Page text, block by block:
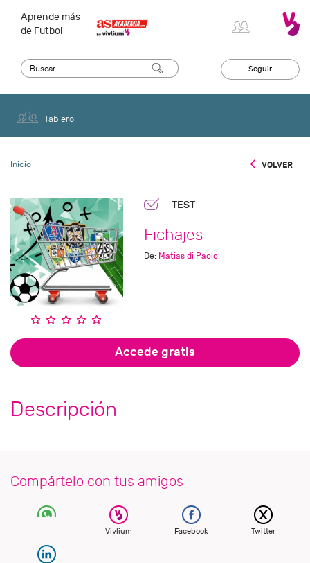
Aprende más
de Futbol
Seguir
Tablero
Inicio VOLVER
TEST
Fichajes
De: Matias di Paolo
Accede gratis
Descripción
Compártelo con tus amigos
Vivlium Facebook Twitter